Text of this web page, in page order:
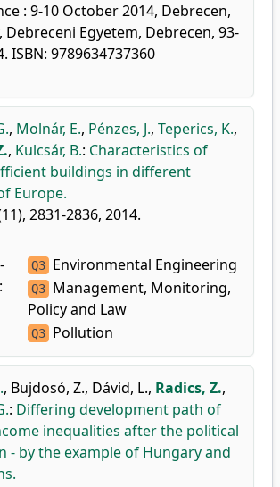
: 9-10 October 2014, Debrecen,
Debreceni Egyetem, Debrecen, 93-
ISBN: 9789634737360
, Molnár, E., Pénzes, J., Teperics, K.,
, Kulcsár, B.: Characteristics of
buildings in different
Europe.
2831-2836, 2014.
Q3 Environmental Engineering
Q3 Management, Monitoring,
Policy and Law
Q3 Pollution
, Bujdosó, Z., Dávid, L., Radics, Z.,
: Differing development path of
inequalities after the political
- by the example of Hungary and